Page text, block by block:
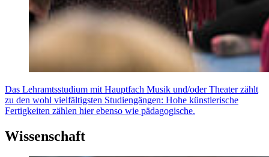
Das Lehramtsstudium mit Hauptfach Musik und/oder Theater zählt
zu den wohl vielfältigsten Studiengängen: Hohe künstlerische
Fertigkeiten zählen hier ebenso wie pädagogische.
Wissenschaft